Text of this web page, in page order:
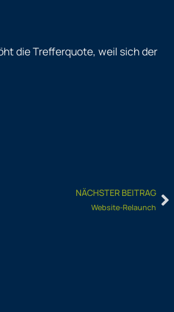
die Trefferquote, weil sich der
NÄCHSTER BEITRAG
Website-Relaunch